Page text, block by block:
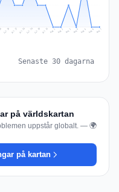
Jul 26 Jul 27 Jul 28 Jul 29 Jul 30 Jul 31 Aug 1 Aug 2 Aug 3 Aug 4 Aug 5 Aug 6 Aug 7
Senaste 30 dagarna
på världskartan
uppstår globalt. — 🌍
på kartan